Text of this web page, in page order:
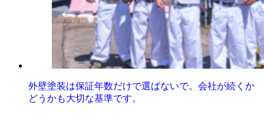
外壁塗装は保証年数だけで選ばないで。会社が続くか
どうかも大切な基準です。